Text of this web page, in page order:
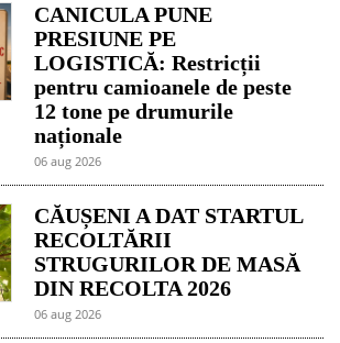
CANICULA PUNE
PRESIUNE PE
LOGISTICĂ: Restricții
pentru camioanele de peste
12 tone pe drumurile
naționale
06 aug 2026
CĂUȘENI A DAT STARTUL
RECOLTĂRII
STRUGURILOR DE MASĂ
DIN RECOLTA 2026
06 aug 2026